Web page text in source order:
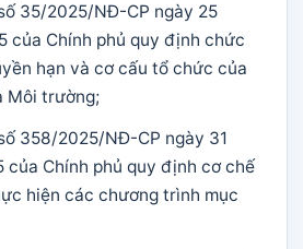
35/2025/NĐ-CP ngày 25
của Chính phủ quy định chức
hạn và cơ cấu tổ chức của
Môi trường;
358/2025/NĐ-CP ngày 31
của Chính phủ quy định cơ chế
hiện các chương trình mục